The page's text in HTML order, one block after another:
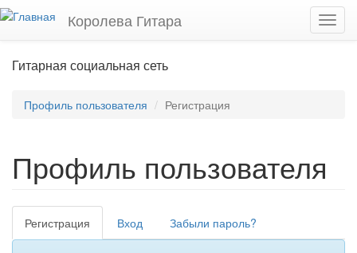
Перейти к основному содержанию
Королева Гитара
Гитарная социальная сеть
Профиль пользователя Регистрация
Профиль пользователя
Главные вкладки
Регистрация (активная
вкладка)
Вход Забыли пароль?